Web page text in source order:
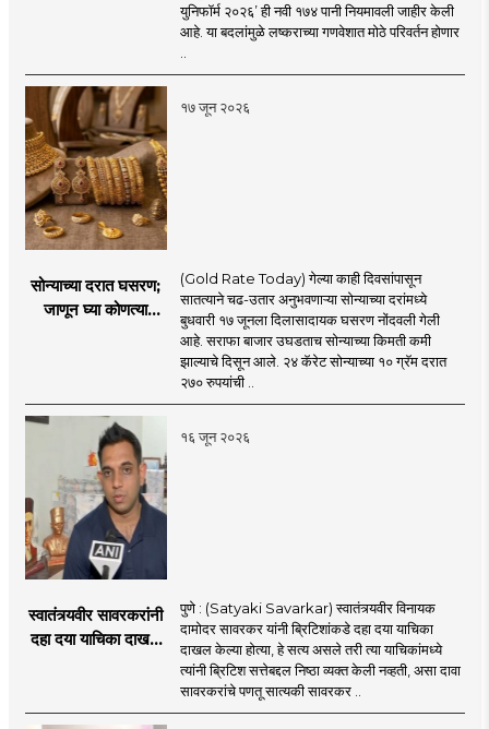
युनिफॉर्म २०२६’ ही नवी १७४ पानी नियमावली जाहीर केली
आहे. या बदलांमुळे लष्कराच्या गणवेशात मोठे परिवर्तन होणार
१७ जून २०२६
सोन्याच्या दरात घसरण;
जाणून घ्या कोणत्या
(Gold Rate Today) गेल्या काही दिवसांपासून
सातत्याने चढ-उतार अनुभवणाऱ्या सोन्याच्या दरांमध्ये
बुधवारी १७ जूनला दिलासादायक घसरण नोंदवली गेली
आहे. सराफा बाजार उघडताच सोन्याच्या किमती कमी
झाल्याचे दिसून आले. २४ कॅरेट सोन्याच्या १० ग्रॅम दरात
२७० रुपयांची ..
१६ जून २०२६
स्वातंत्र्यवीर सावरकरांनी
दहा दया याचिका दाखल
निष्ठा व्यक्त केली नाही’!
पुणे : (Satyaki Savarkar) स्वातंत्र्यवीर विनायक
दामोदर सावरकर यांनी ब्रिटिशांकडे दहा दया याचिका
दाखल केल्या होत्या, हे सत्य असले तरी त्या याचिकांमध्ये
त्यांनी ब्रिटिश सत्तेबद्दल निष्ठा व्यक्त केली नव्हती, असा दावा
सावरकरांचे पणतू सात्यकी सावरकर ..